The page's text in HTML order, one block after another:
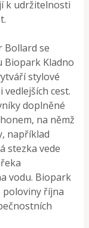
k udržitelnosti
Bollard se
Biopark Kladno
stylové
cest.
doplněné
na němž
například
stezka vede
vodu. Biopark
poloviny října